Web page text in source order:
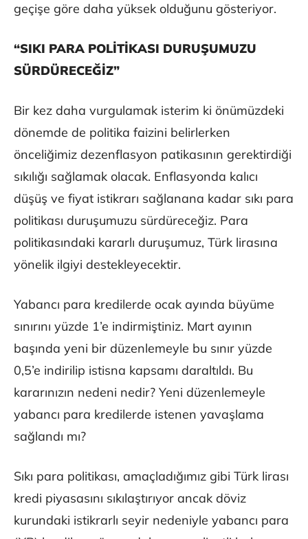
geçişe göre daha yüksek olduğunu gösteriyor.
“SIKI PARA POLİTİKASI DURUŞUMUZU
SÜRDÜRECEĞİZ”
Bir kez daha vurgulamak isterim ki önümüzdeki
dönemde de politika faizini belirlerken
önceliğimiz dezenflasyon patikasının gerektirdiği
sıkılığı sağlamak olacak. Enflasyonda kalıcı
düşüş ve fiyat istikrarı sağlanana kadar sıkı para
politikası duruşumuzu sürdüreceğiz. Para
politikasındaki kararlı duruşumuz, Türk lirasına
yönelik ilgiyi destekleyecektir.
Yabancı para kredilerde ocak ayında büyüme
sınırını yüzde 1’e indirmiştiniz. Mart ayının
başında yeni bir düzenlemeyle bu sınır yüzde
0,5’e indirilip istisna kapsamı daraltıldı. Bu
kararınızın nedeni nedir? Yeni düzenlemeyle
yabancı para kredilerde istenen yavaşlama
sağlandı mı?
Sıkı para politikası, amaçladığımız gibi Türk lirası
kredi piyasasını sıkılaştırıyor ancak döviz
kurundaki istikrarlı seyir nedeniyle yabancı para